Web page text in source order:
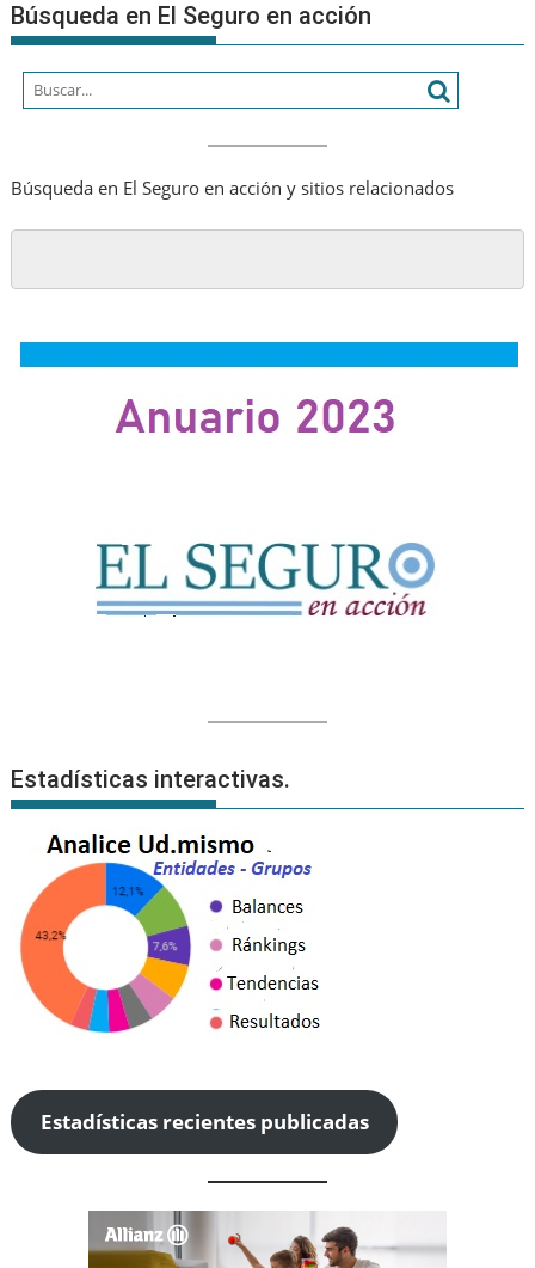
Búsqueda en El Seguro en acción
Búsqueda en El Seguro en acción y sitios relacionados
Estadísticas interactivas.
Estadísticas recientes publicadas